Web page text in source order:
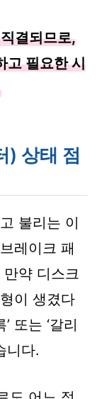
결되므로,
고 필요한 시
) 상태 점
불리는 이
레이크 패
약 디스크
이 생겼다
또는 ‘갈리
니다.